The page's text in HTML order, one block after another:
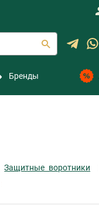
Бренды
Защитные воротники